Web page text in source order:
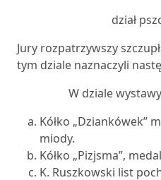
dział
Jury rozpatrzywszy
tym dziale naznaczyli
W dziale
Kółko „Dziankówek”
miody.
Kółko „Pizjsma”,
K. Ruszkowski list